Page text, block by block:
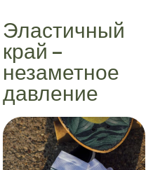
Эластичный
край –
незаметное
давление